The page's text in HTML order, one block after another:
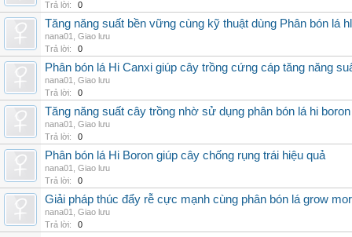
Trả lời:
0
Tăng năng suất bền vững cùng kỹ thuật dùng Phân bón lá
nana01
Giao lưu
Trả lời:
0
Phân bón lá Hi Canxi giúp cây trồng cứng cáp tăng năng
nana01
Giao lưu
Trả lời:
0
Tăng năng suất cây trồng nhờ sử dụng phân bón lá hi
nana01
Giao lưu
Trả lời:
0
Phân bón lá Hi Boron giúp cây chống rụng trái hiệu quả
nana01
Giao lưu
Trả lời:
0
Giải pháp thúc đẩy rễ cực mạnh cùng phân bón lá grow
nana01
Giao lưu
Trả lời:
0